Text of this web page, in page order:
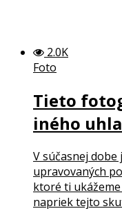
2.0K
Foto
Tieto
iného
V súčasnej
upravovaných
ktoré ti
napriek tejto